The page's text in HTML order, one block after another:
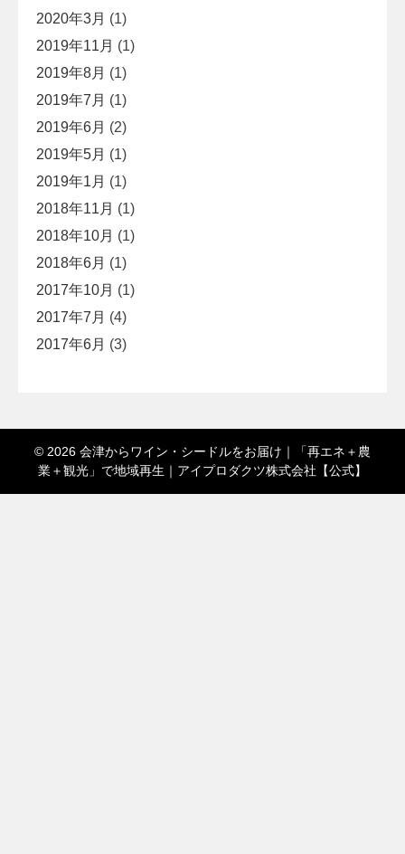
2020年3月 (1)
2019年11月 (1)
2019年8月 (1)
2019年7月 (1)
2019年6月 (2)
2019年5月 (1)
2019年1月 (1)
2018年11月 (1)
2018年10月 (1)
2018年6月 (1)
2017年10月 (1)
2017年7月 (4)
2017年6月 (3)
© 2026 会津からワイン・シードルをお届け｜「再エネ＋農
業＋観光」で地域再生｜アイプロダクツ株式会社【公式】